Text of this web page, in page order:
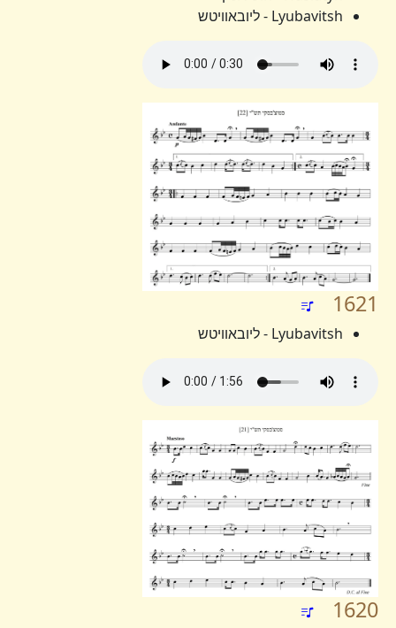
Lyubavitsh - ליובאוויטש
1621
Lyubavitsh - ליובאוויטש
1620